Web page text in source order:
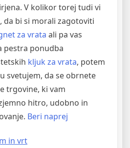
V kolikor torej tudi vi
da bi si morali zagotoviti
za vrata ali pa vas
pestra ponudba
kljuk za vrata, potem
svetujem, da se obrnete
trgovine, ki vam
hitro, udobno in
Beri naprej
in vrt